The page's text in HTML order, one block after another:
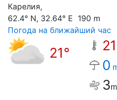
Карелия,
62.4° N, 32.64° E 190 m
Погода на ближайший час
21°
0
3